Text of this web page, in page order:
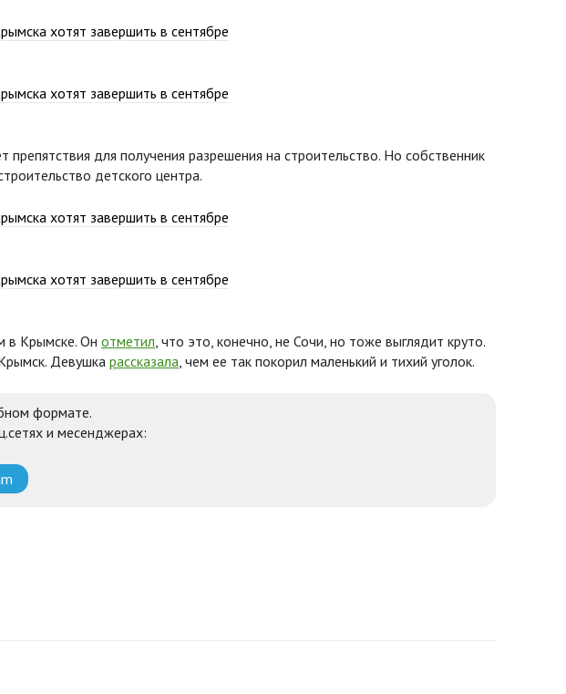
для получения разрешения на строительство. Но собственник
детского центра.
в Крымске. Он отметил, что это, конечно, не Сочи, но тоже выглядит круто.
Девушка рассказала, чем ее так покорил маленький и тихий уголок.
формате.
и месенджерах: